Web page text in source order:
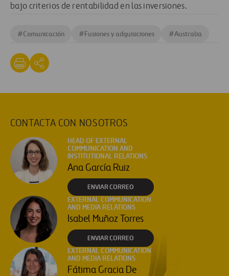
bajo criterios de rentabilidad en las inversiones.
#Comunicación #Fusiones y adquisiciones #Australia
CONTACTA CON NOSOTROS
HEAD OF EXTERNAL
COMMUNICATION AND
INSTITUTIONAL RELATIONS
Ana García Ruiz
ENVIAR CORREO
EXTERNAL COMMUNICATION
AND MEDIA RELATIONS
Isabel Muñoz Torres
ENVIAR CORREO
EXTERNAL COMMUNICATION
AND MEDIA RELATIONS
Fátima Gracia De